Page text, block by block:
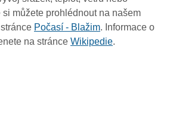
můžete prohlédnout na našem
Počasí - Blažim. Informace o
na stránce Wikipedie.